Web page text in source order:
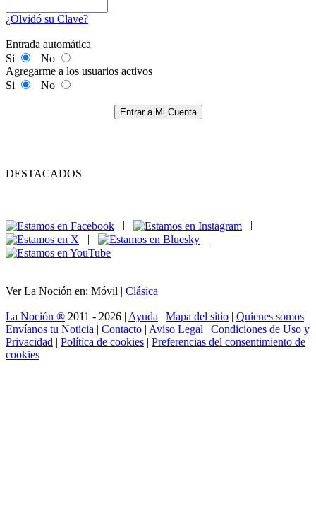
¿Olvidó su Clave?
Entrada automática
Si
No
Agregarme a los usuarios activos
Si
No
Entrar a Mi Cuenta
DESTACADOS
|
|
Ver La Noción en: Móvil | Clásica
La Noción ® 2011 - 2026 | Ayuda | Mapa del sitio | Quienes somos |
Envíanos tu Noticia | Contacto | Aviso Legal | Condiciones de Uso y
Privacidad | Política de cookies | Preferencias del consentimiento de
cookies